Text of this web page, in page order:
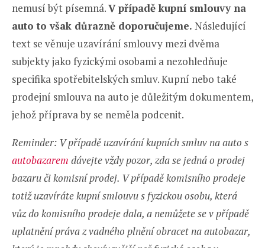
nemusí být písemná.V případě kupní smlouvy na
auto to však důrazně doporučujeme. Následující
text se věnuje uzavírání smlouvy mezi dvěma
subjekty jako fyzickými osobami a nezohledňuje
specifika spotřebitelských smluv. Kupní nebo také
prodejní smlouva na auto je důležitým dokumentem,
jehož příprava by se neměla podcenit.
Reminder: V případě uzavírání kupních smluv na auto s
autobazarem dávejte vždy pozor, zda se jedná o prodej
bazaru či komisní prodej. V případě komisního prodeje
totiž uzavíráte kupní smlouvu s fyzickou osobu, která
vůz do komisního prodeje dala, a nemůžete se v případě
uplatnění práva z vadného plnění obracet na autobazar,